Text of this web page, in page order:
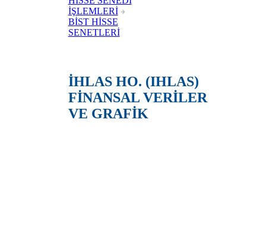
İŞLEMLERİ
BİST HİSSE
SENETLERİ
İHLAS HO. (IHLAS)
FİNANSAL VERİLER
VE GRAFİK